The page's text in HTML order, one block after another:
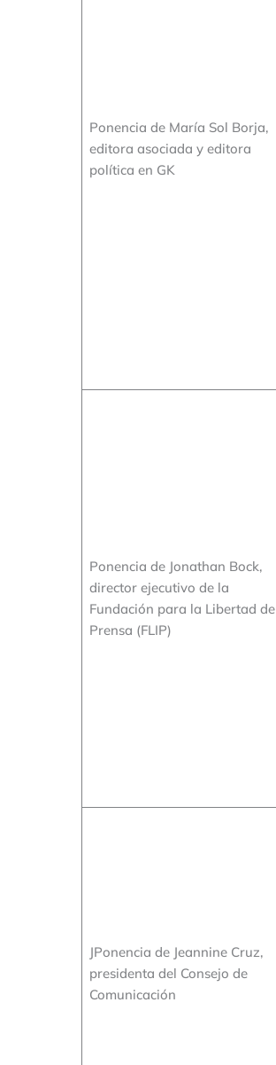
Ponencia de María Sol Borja,
editora asociada y editora
política en GK
Ponencia de Jonathan Bock,
director ejecutivo de la
Fundación para la Libertad de
Prensa (FLIP)
JPonencia de Jeannine Cruz,
presidenta del Consejo de
Comunicación